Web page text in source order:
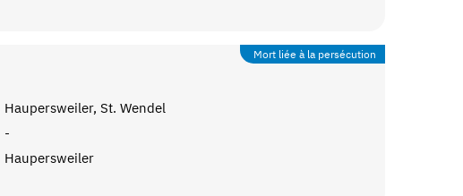
Mort liée à la persécution
Haupersweiler, St. Wendel
-
Haupersweiler